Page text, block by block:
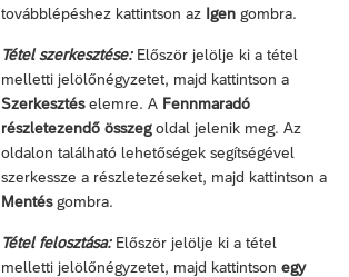
továbblépéshez kattintson az Igen gombra.
Tétel szerkesztése:Először jelölje ki a tétel
melletti jelölőnégyzetet, majd kattintson a
Szerkesztéselemre. A Fennmaradó
részletezendő összegoldal jelenik meg. Az
oldalon található lehetőségek segítségével
szerkessze a részletezéseket, majd kattintson a
Mentésgombra.
Tétel felosztása:Először jelölje ki a tétel
melletti jelölőnégyzetet, majd kattintson egy